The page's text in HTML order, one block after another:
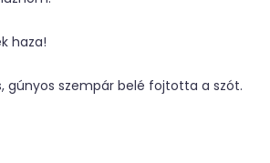
haza!
gúnyos szempár belé fojtotta a szót.